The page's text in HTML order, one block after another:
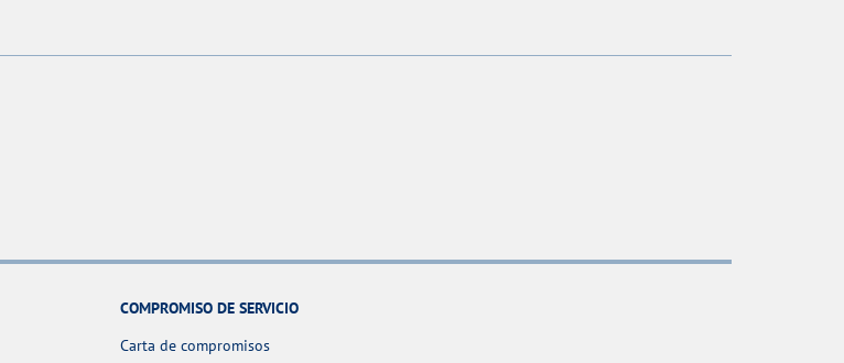
COMPROMISO DE SERVICIO
Carta de compromisos